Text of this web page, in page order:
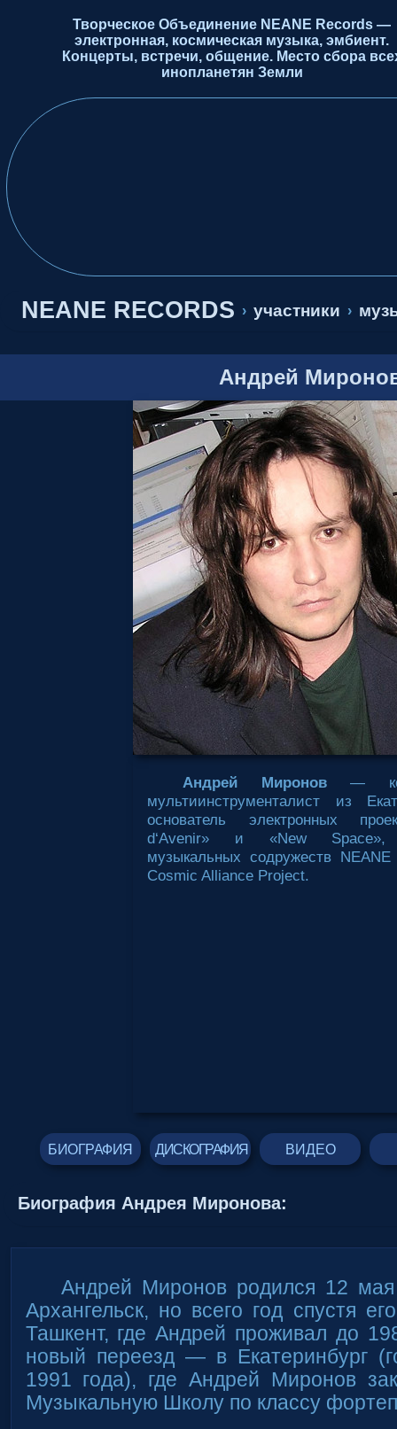
Творческое Объединение NEANE Records —
электронная, космическая музыка, эмбиент.
Концерты, встречи, общение. Место сбора
инопланетян Земли
NEANE RECORDS › участники ›
Андрей
Андрей Миронов—
мультиинструменталист из
основатель электронных
d‘Avenir» и «New Space»,
музыкальных содружеств
Cosmic Alliance Project.
БИОГРАФИЯ ДИСКОГРАФИЯ ВИДЕО
Биография Андрея Миронова:
Андрей Миронов родился 12
Архангельск, но всего год спустя
Ташкент, где Андрей проживал до
новый переезд — в Екатеринбург
1991 года), где Андрей Миронов
Музыкальную Школу по классу